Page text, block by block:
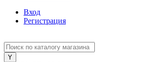
Вход
Регистрация